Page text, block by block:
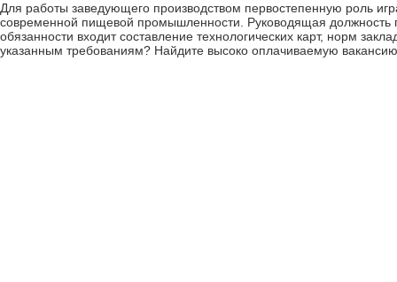
Для работы заведующего производством первостепенную роль
современной пищевой промышленности. Руководящая должность
обязанности входит составление технологических карт, норм
указанным требованиям? Найдите высоко оплачиваемую